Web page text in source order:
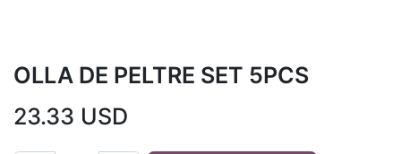
OLLA DE PELTRE SET 5PCS
23.33 USD